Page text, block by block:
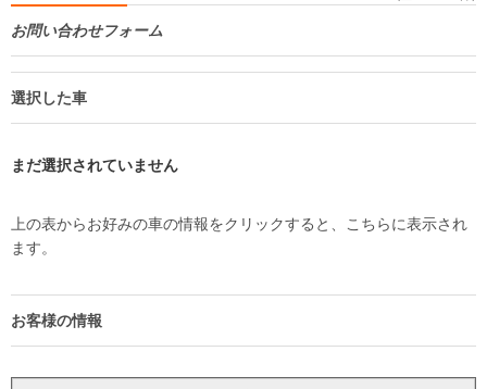
お問い合わせフォーム
選択した車
まだ選択されていません
上の表からお好みの車の情報をクリックすると、こちらに表示され
ます。
お客様の情報